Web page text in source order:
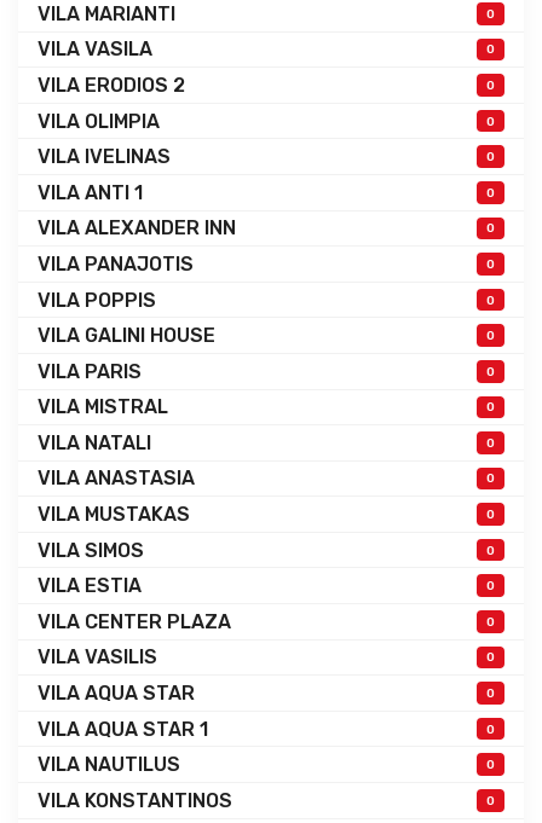
VILA MARIANTI 0
VILA VASILA 0
VILA ERODIOS 2 0
VILA OLIMPIA 0
VILA IVELINAS 0
VILA ANTI 1 0
VILA ALEXANDER INN 0
VILA PANAJOTIS 0
VILA POPPIS 0
VILA GALINI HOUSE 0
VILA PARIS 0
VILA MISTRAL 0
VILA NATALI 0
VILA ANASTASIA 0
VILA MUSTAKAS 0
VILA SIMOS 0
VILA ESTIA 0
VILA CENTER PLAZA 0
VILA VASILIS 0
VILA AQUA STAR 0
VILA AQUA STAR 1 0
VILA NAUTILUS 0
VILA KONSTANTINOS 0